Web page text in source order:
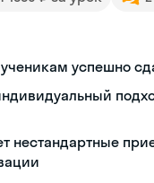
успешно
нестандартные